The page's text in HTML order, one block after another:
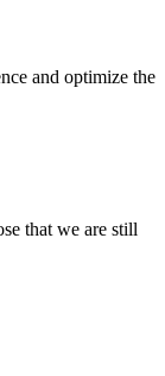
and optimize the
that we are still